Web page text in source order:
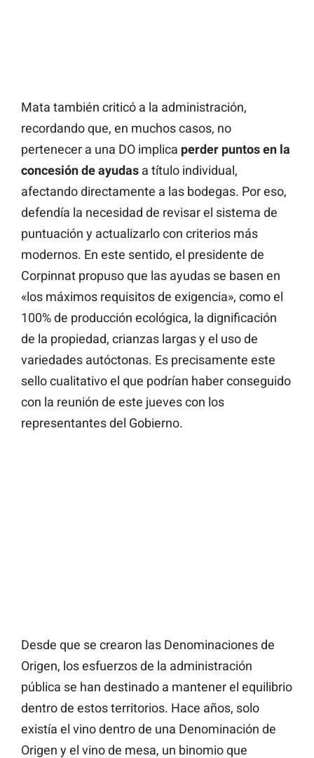
Mata también criticó a la administración,
recordando que, en muchos casos, no
pertenecer a una DO implica perder puntos en la
concesión de ayudas a título individual,
afectando directamente a las bodegas. Por eso,
defendía la necesidad de revisar el sistema de
puntuación y actualizarlo con criterios más
modernos. En este sentido, el presidente de
Corpinnat propuso que las ayudas se basen en
«los máximos requisitos de exigencia», como el
100% de producción ecológica, la dignificación
de la propiedad, crianzas largas y el uso de
variedades autóctonas. Es precisamente este
sello cualitativo el que podrían haber conseguido
con la reunión de este jueves con los
representantes del Gobierno.
Desde que se crearon las Denominaciones de
Origen, los esfuerzos de la administración
pública se han destinado a mantener el equilibrio
dentro de estos territorios. Hace años, solo
existía el vino dentro de una Denominación de
Origen y el vino de mesa, un binomio que